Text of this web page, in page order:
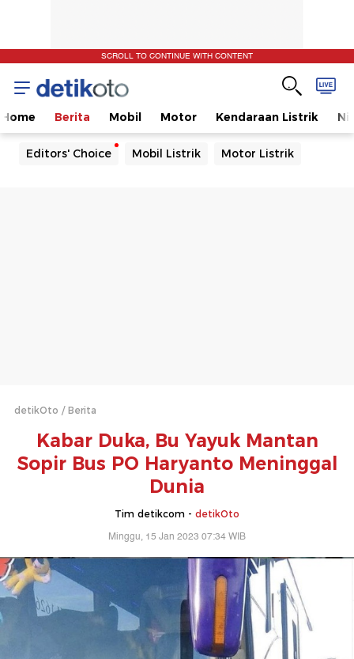
SCROLL TO CONTINUE WITH CONTENT
Home Berita Mobil Motor Kendaraan Listrik
Editors' Choice Mobil Listrik Motor Listrik
detikOto Berita
Kabar Duka, Bu Yayuk Mantan
Sopir Bus PO Haryanto Meninggal
Dunia
Tim detikcom - detikOto
Minggu, 15 Jan 2023 07:34 WIB